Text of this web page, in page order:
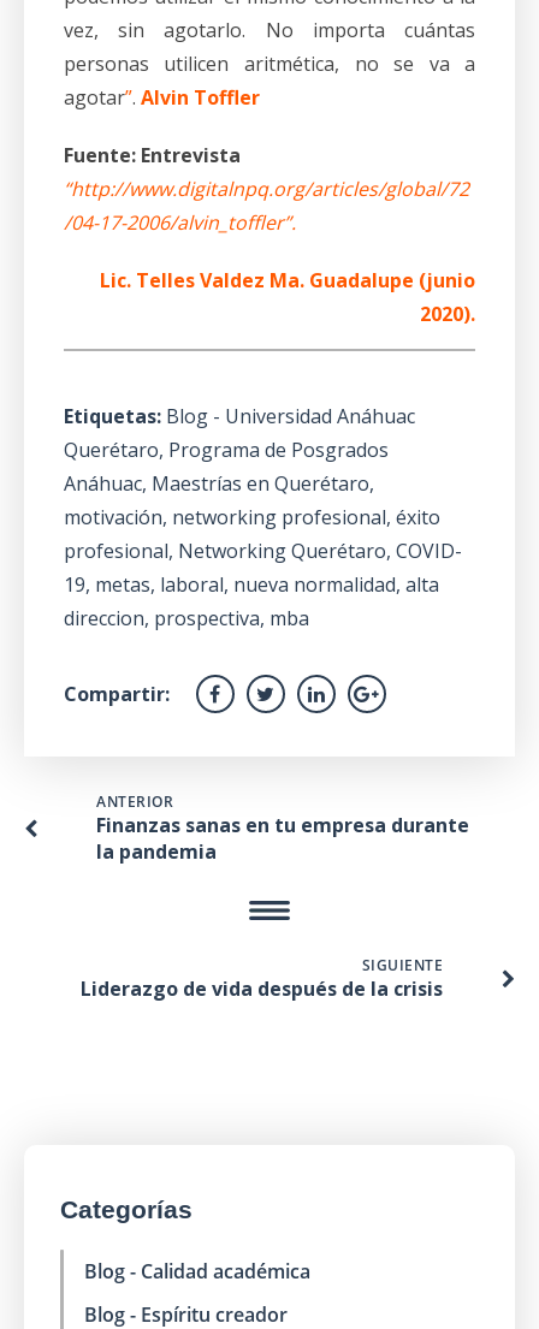
vez, sin agotarlo. No importa cuántas
personas utilicen aritmética, no se va a
agotar”. Alvin Toffler
Fuente: Entrevista
“http://www.digitalnpq.org/articles/global/72
/04-17-2006/alvin_toffler”.
Lic. Telles Valdez Ma. Guadalupe (junio
2020).
Etiquetas: Blog - Universidad Anáhuac
Querétaro, Programa de Posgrados
Anáhuac, Maestrías en Querétaro,
motivación, networking profesional, éxito
profesional, Networking Querétaro, COVID-
19, metas, laboral, nueva normalidad, alta
direccion, prospectiva, mba
Compartir:
ANTERIOR
Finanzas sanas en tu empresa durante
la pandemia
SIGUIENTE
Liderazgo de vida después de la crisis
Categorías
Blog - Calidad académica
Blog - Espíritu creador